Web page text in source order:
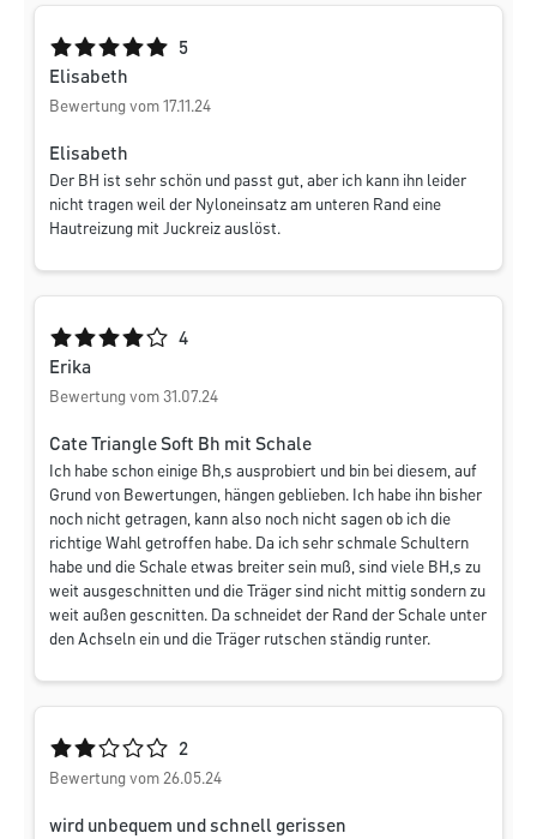
Durchschnittliche Bewertung von 5 von 5 Sternen
5
Elisabeth
Bewertung vom 17.11.24
Elisabeth
Der BH ist sehr schön und passt gut, aber ich kann ihn leider
nicht tragen weil der Nyloneinsatz am unteren Rand eine
Hautreizung mit Juckreiz auslöst.
Durchschnittliche Bewertung von 4 von 5 Sternen
4
Erika
Bewertung vom 31.07.24
Cate Triangle Soft Bh mit Schale
Ich habe schon einige Bh,s ausprobiert und bin bei diesem, auf
Grund von Bewertungen, hängen geblieben. Ich habe ihn bisher
noch nicht getragen, kann also noch nicht sagen ob ich die
richtige Wahl getroffen habe. Da ich sehr schmale Schultern
habe und die Schale etwas breiter sein muß, sind viele BH,s zu
weit ausgeschnitten und die Träger sind nicht mittig sondern zu
weit außen gescnitten. Da schneidet der Rand der Schale unter
den Achseln ein und die Träger rutschen ständig runter.
Durchschnittliche Bewertung von 2 von 5 Sternen
2
Bewertung vom 26.05.24
wird unbequem und schnell gerissen